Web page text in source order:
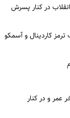
در کنار پسرش
کاردینال و آسمکو
عمر و در کنار